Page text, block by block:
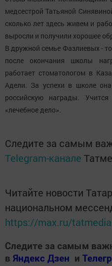
медсестрой Татьяной
сколько лет здесь живем и
выросли и получили хорошее
В дружной семье Фазлиевых -
после окончания школы
работает стоматологом в
Адели. За успехи в школе
российскую награды.
«лечебное дело».
Следите за самым
Telegram-канале
Читайте новости
национальном
https://max.ru/tatmedia
Следите за самым
в Яндекс Дзен и